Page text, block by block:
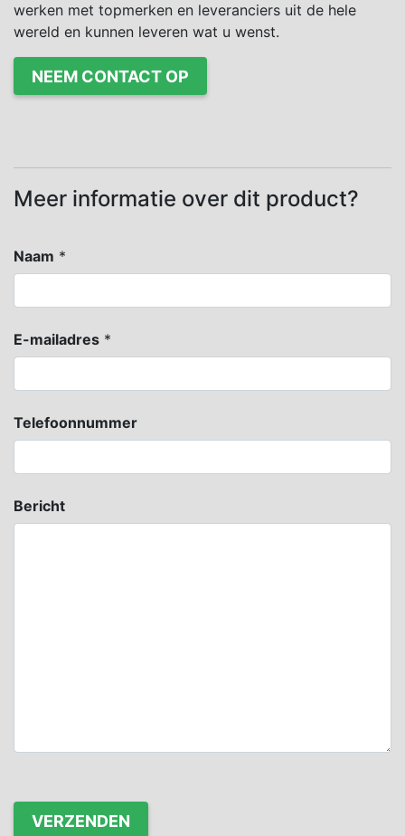
werken met topmerken en leveranciers uit de hele
wereld en kunnen leveren wat u wenst.
NEEM CONTACT OP
Meer informatie over dit product?
Naam *
E-mailadres *
Telefoonnummer
Bericht